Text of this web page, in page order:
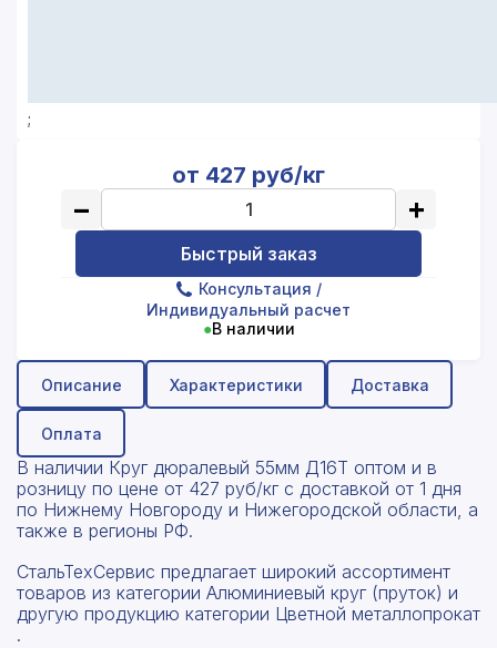
;
от 427 руб/кг
− +
Быстрый заказ
Консультация /
Индивидуальный расчет
●В наличии
Описание Характеристики Доставка
Оплата
В наличии Круг дюралевый 55мм Д16Т оптом и в
розницу по цене от 427 руб/кг с доставкой от 1 дня
по Нижнему Новгороду и Нижегородской области, а
также в регионы РФ.
СтальТехСервис предлагает широкий ассортимент
товаров из категории Алюминиевый круг (пруток) и
другую продукцию категории Цветной металлопрокат
.